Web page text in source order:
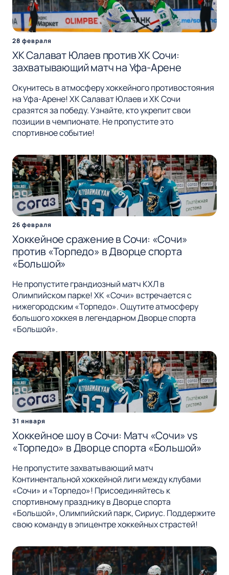
28 февраля
ХК Салават Юлаев против ХК Сочи:
захватывающий матч на Уфа-Арене
Окунитесь в атмосферу хоккейного противостояния
на Уфа-Арене! ХК Салават Юлаев и ХК Сочи
сразятся за победу. Узнайте, кто укрепит свои
позиции в чемпионате. Не пропустите это
спортивное событие!
26 февраля
Хоккейное сражение в Сочи: «Сочи»
против «Торпедо» в Дворце спорта
«Большой»
Не пропустите грандиозный матч КХЛ в
Олимпийском парке! ХК «Сочи» встречается с
нижегородским «Торпедо». Ощутите атмосферу
большого хоккея в легендарном Дворце спорта
«Большой».
31 января
Хоккейное шоу в Сочи: Матч «Сочи» vs
«Торпедо» в Дворце спорта «Большой»
Не пропустите захватывающий матч
Континентальной хоккейной лиги между клубами
«Сочи» и «Торпедо»! Присоединяйтесь к
спортивному празднику в Дворце спорта
«Большой», Олимпийский парк, Сириус. Поддержите
свою команду в эпицентре хоккейных страстей!